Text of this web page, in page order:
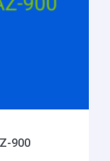
900